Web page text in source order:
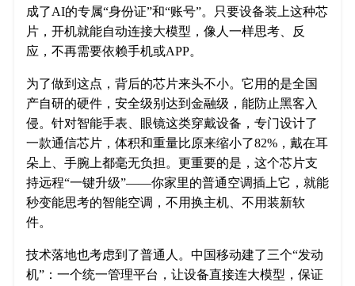
成了AI的专属“身份证”和“账号”。只要设备装上这种芯
片，开机就能自动连接大模型，像人一样思考、反
应，不再需要依赖手机或APP。
为了做到这点，背后的芯片来头不小。它用的是全国
产自研的硬件，安全级别达到金融级，能防止黑客入
侵。针对智能手表、眼镜这类穿戴设备，专门设计了
一款通信芯片，体积和重量比原来缩小了82%，戴在耳
朵上、手腕上都毫无负担。更重要的是，这个芯片支
持远程“一键升级”——你家里的普通空调插上它，就能
秒变能思考的智能空调，不用换主机、不用装新软
件。
技术落地也考虑到了普通人。中国移动建了三个“发动
机”：一个统一管理平台，让设备直接连大模型，保证